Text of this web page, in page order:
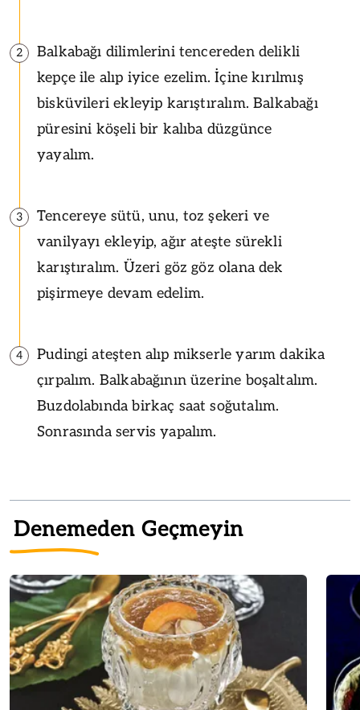
2
Balkabağı dilimlerini tencereden delikli
kepçe ile alıp iyice ezelim. İçine kırılmış
bisküvileri ekleyip karıştıralım. Balkabağı
püresini köşeli bir kalıba düzgünce
yayalım.
3
Tencereye sütü, unu, toz şekeri ve
vanilyayı ekleyip, ağır ateşte sürekli
karıştıralım. Üzeri göz göz olana dek
pişirmeye devam edelim.
4
Pudingi ateşten alıp mikserle yarım dakika
çırpalım. Balkabağının üzerine boşaltalım.
Buzdolabında birkaç saat soğutalım.
Sonrasında servis yapalım.
Denemeden Geçmeyin